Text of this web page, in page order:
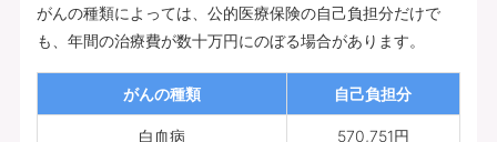
がんの種類によっては、公的医療保険の自己負担分だけで
も、年間の治療費が数十万円にのぼる場合があります。
がんの種類 自己負担分
白血病 570,751円